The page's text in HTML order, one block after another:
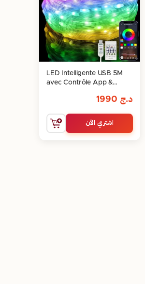
LED Intelligente USB 5M
avec Contrôle App &
د.ج
اشتري الآن